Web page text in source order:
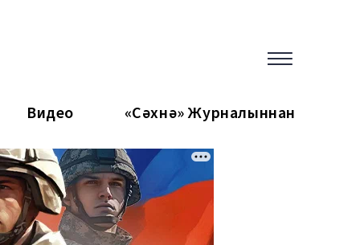
Видео «Сәхнә» Журналыннан